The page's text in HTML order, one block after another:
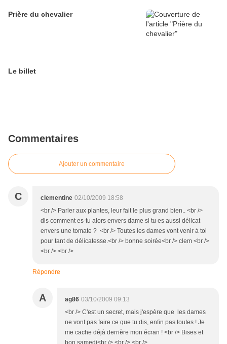
Prière du chevalier
Le billet
Commentaires
Ajouter un commentaire
C clementine 02/10/2009 18:58
<br /> Parler aux plantes, leur fait le plus grand bien.. <br />
dis comment es-tu alors envers dame si tu es aussi délicat
envers une tomate ? <br /> Toutes les dames vont venir à toi
pour tant de délicatesse.<br /> bonne soirée<br /> clem <br />
<br /> <br />
Répondre
A ag86 03/10/2009 09:13
<br /> C'est un secret, mais j'espère que les dames
ne vont pas faire ce que tu dis, enfin pas toutes ! Je
me cache déjà derrière mon écran ! <br /> Bises et
bon samedi<br /> <br /> <br />